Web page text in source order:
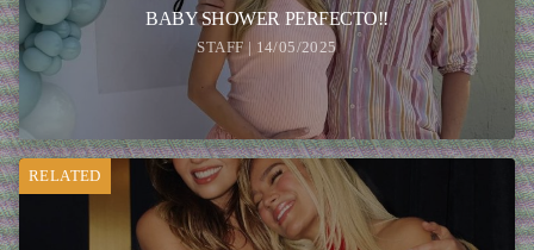
BABY SHOWER PERFECTO!!
STAFF | 14/05/2025
RELATED